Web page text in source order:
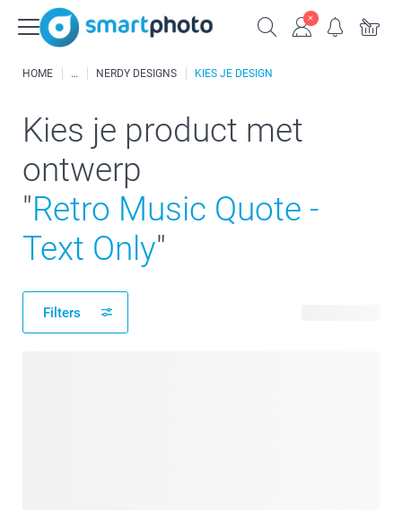
HOME NERDY DESIGNS KIES JE DESIGN
Kies je product met
ontwerp
"Retro Music Quote -
Text Only"
Filters